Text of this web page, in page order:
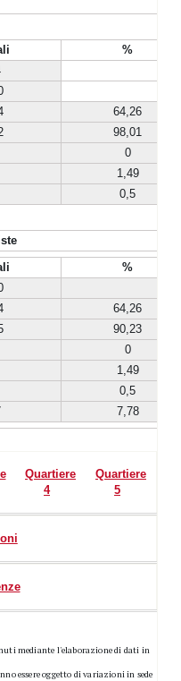
%
64,26
98,01
0
1,49
0,5
%
64,26
90,23
0
1,49
0,5
7,78
Quartiere
4
Quartiere
5
mediante l'elaborazione di dati in
essere oggetto di variazioni in sede